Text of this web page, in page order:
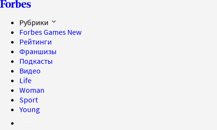
Рубрики
Forbes Games New
Рейтинги
Франшизы
Подкасты
Видео
Life
Woman
Sport
Young